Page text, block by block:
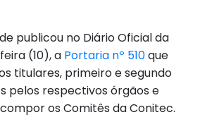
publicou no Diário Oficial da
(10), a Portaria nº 510que
titulares, primeiro e segundo
pelos respectivos órgãos e
os Comitês da Conitec.